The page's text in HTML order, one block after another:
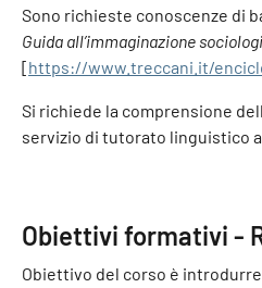
Sono richieste conoscenze di
Guida all’immaginazione
[https://www.treccani.it/
Si richiede la comprensione
servizio di tutorato linguistico
Obiettivi formativi -
Obiettivo del corso è